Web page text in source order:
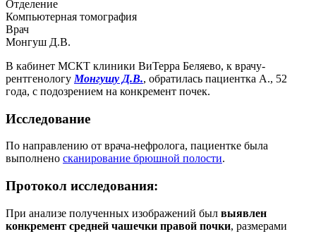
Отделение
Компьютерная томография
Врач
Монгуш Д.В.
В кабинет МСКТ клиники ВиТерра Беляево, к врачу-
рентгенологу Монгушу Д.В., обратилась пациентка А., 52
года, с подозрением на конкремент почек.
Исследование
По направлению от врача-нефролога, пациентке была
выполнено сканирование брюшной полости.
Протокол исследования:
При анализе полученных изображений был выявлен
конкремент средней чашечки правой почки, размерами